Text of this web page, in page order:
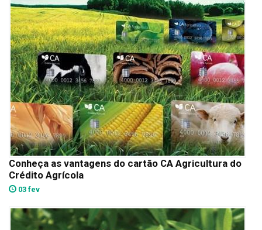
Conheça as vantagens do cartão CA Agricultura do
Crédito Agrícola
03 fev